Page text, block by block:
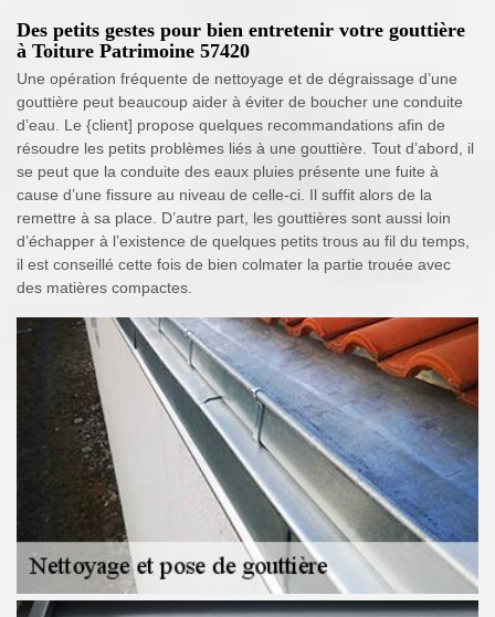
Des petits gestes pour bien entretenir votre gouttière
à Toiture Patrimoine 57420
Une opération fréquente de nettoyage et de dégraissage d’une
gouttière peut beaucoup aider à éviter de boucher une conduite
d’eau. Le {client] propose quelques recommandations afin de
résoudre les petits problèmes liés à une gouttière. Tout d’abord, il
se peut que la conduite des eaux pluies présente une fuite à
cause d’une fissure au niveau de celle-ci. Il suffit alors de la
remettre à sa place. D’autre part, les gouttières sont aussi loin
d’échapper à l’existence de quelques petits trous au fil du temps,
il est conseillé cette fois de bien colmater la partie trouée avec
des matières compactes.